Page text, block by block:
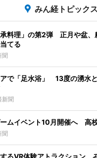
みん経トピックス
承料理」の第2弾 正月や盆、
てる
聞
で「足水浴」 13度の湧水
新聞
ムイベント10月開催へ 高
聞
るVR体験アトラクション